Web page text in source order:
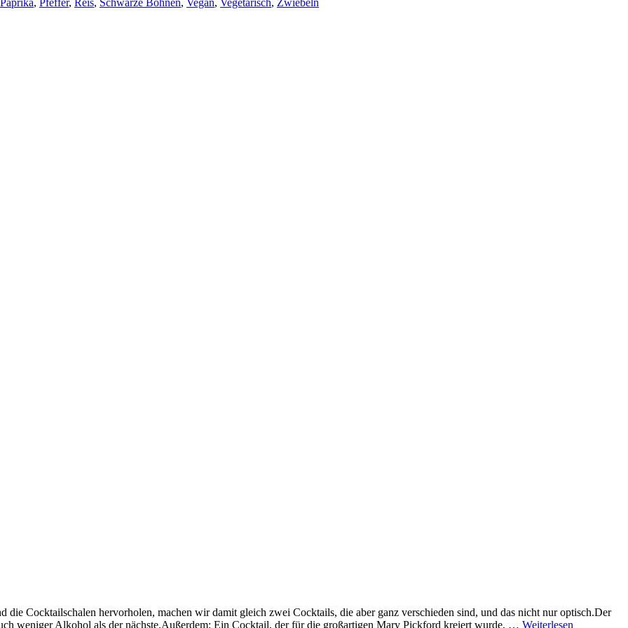
Cocktailschalen hervorholen, machen wir damit gleich zwei Cocktails, die aber ganz verschieden sind, und das nicht nur optisch.Der
weniger Alkohol als der nächste.Außerdem: Ein Cocktail, der für die großartigen Mary Pickford kreiert wurde, … Weiterlesen